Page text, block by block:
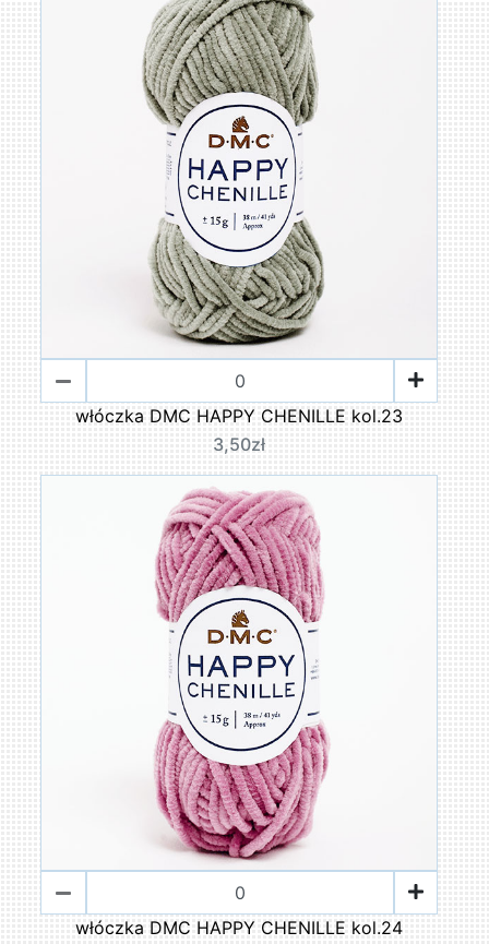
włóczka DMC HAPPY CHENILLE kol.23
3,50zł
włóczka DMC HAPPY CHENILLE kol.24